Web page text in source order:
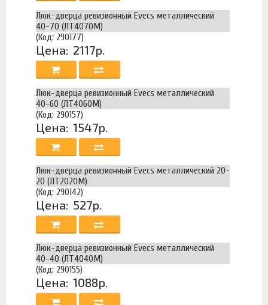
Люк-дверца ревизионный Evecs металлический
40-70 (ЛТ4070М)
(Код: 290177)
Цена: 2117р.
Люк-дверца ревизионный Evecs металлический
40-60 (ЛТ4060М)
(Код: 290157)
Цена: 1547р.
Люк-дверца ревизионный Evecs металлический 20-
20 (ЛТ2020М)
(Код: 290142)
Цена: 527р.
Люк-дверца ревизионный Evecs металлический
40-40 (ЛТ4040М)
(Код: 290155)
Цена: 1088р.